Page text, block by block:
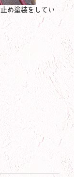
め塗装をしてい